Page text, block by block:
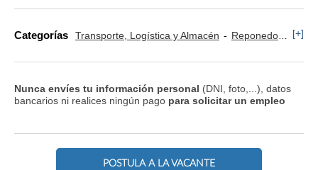
Categorías Transporte, Logística y Almacén Reponedor y Cajero [+]
Nunca envíes tu información personal (DNI, foto,...), datos
bancarios ni realices ningún pago para solicitar un empleo
POSTULA A LA VACANTE